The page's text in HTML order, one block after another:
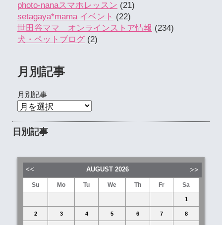
photo-nanaスマホレッスン (21)
setagaya*mama イベント (22)
世田谷ママ オンラインストア情報 (234)
犬・ペットブログ (2)
月別記事
月別記事
日別記事
AUGUST 2026
Su Mo Tu We Th Fr Sa
1
2 3 4 5 6 7 8